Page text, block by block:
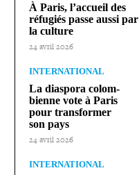
À Paris, l’accueil des
réfugiés passe aussi par
la culture
24 avril 2026
INTERNATIONAL
La diaspora colom­
bienne vote à Paris
pour trans­for­mer
son pays
24 avril 2026
INTERNATIONAL